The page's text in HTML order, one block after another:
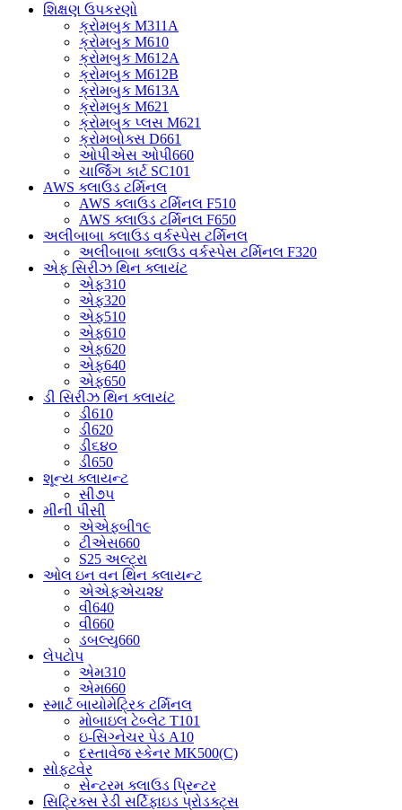
શિક્ષણ ઉપકરણો
ક્રોમબુક M311A
ક્રોમબુક M610
ક્રોમબુક M612A
ક્રોમબુક M612B
ક્રોમબુક M613A
ક્રોમબુક M621
ક્રોમબુક પ્લસ M621
ક્રોમબોક્સ D661
ઓપીએસ ઓપી660
ચાર્જિંગ કાર્ટ SC101
AWS ક્લાઉડ ટર્મિનલ
AWS ક્લાઉડ ટર્મિનલ F510
AWS ક્લાઉડ ટર્મિનલ F650
અલીબાબા ક્લાઉડ વર્કસ્પેસ ટર્મિનલ
અલીબાબા ક્લાઉડ વર્કસ્પેસ ટર્મિનલ F320
એફ સિરીઝ થિન ક્લાયંટ
એફ310
એફ320
એફ510
એફ610
એફ620
એફ640
એફ650
ડી સિરીઝ થિન ક્લાયંટ
ડી610
ડી620
ડી૬૪૦
ડી650
શૂન્ય ક્લાયન્ટ
સી૭૫
મીની પીસી
એએફબી૧૯
ટીએસ660
S25 અલ્ટ્રા
ઓલ ઇન વન થિન ક્લાયન્ટ
એએફએચ૨૪
વી640
વી660
ડબલ્યુ660
લેપટોપ
એમ310
એમ660
સ્માર્ટ બાયોમેટ્રિક ટર્મિનલ
મોબાઇલ ટેબ્લેટ T101
ઇ-સિગ્નેચર પેડ A10
દસ્તાવેજ સ્કેનર MK500(C)
સોફ્ટવેર
સેન્ટરમ ક્લાઉડ પ્રિન્ટર
સિટ્રિક્સ રેડી સર્ટિફાઇડ પ્રોડક્ટ્સ